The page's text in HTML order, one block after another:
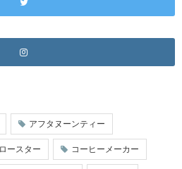
アフタヌーンティー
ースター コーヒーメーカー